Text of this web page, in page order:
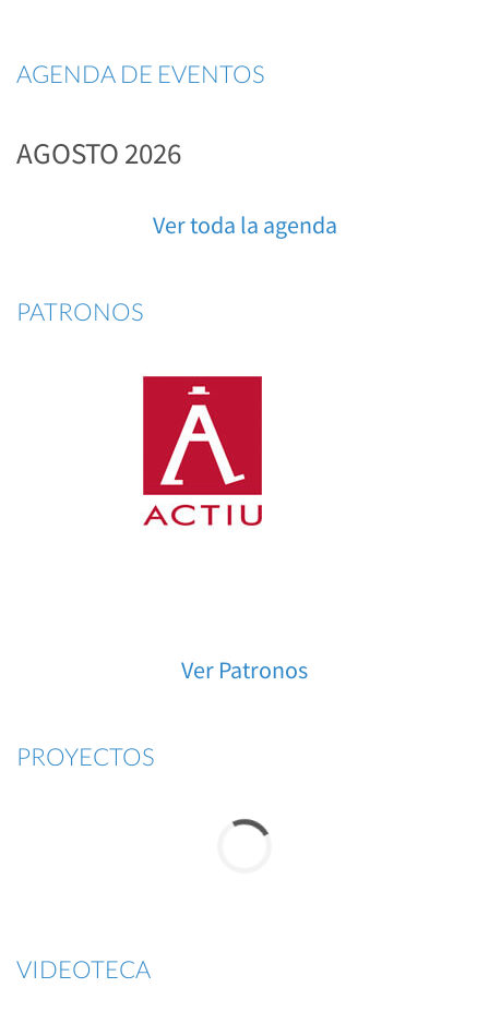
AGENDA DE EVENTOS
AGOSTO 2026
Ver toda la agenda
PATRONOS
Ver Patronos
PROYECTOS
VIDEOTECA